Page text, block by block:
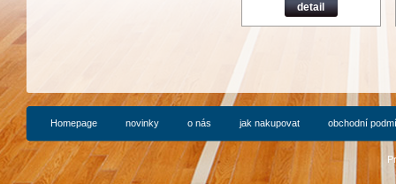
detail
Homepage novinky o nás jak nakupovat obchodní